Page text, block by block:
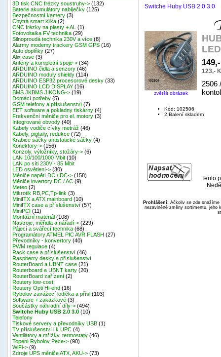
3D tisk CNC frézky soustruhy-> (132)
Baterie akumulátory nabíječky (125)
Bezpečnostní kamery (3)
Chytrá smart klika (2)
CNC frézky na plasty + AL
(1)
Fotovoltaika FV technika (29)
Silnoproudá technika 230V a více (8)
Alarmy modemy trackery GSM GPS (16)
Auto doplňky (27)
Alix case (3)
Antény a kompletní spoje-> (34)
ARDUINO čidla a senzory (46)
ARDUINO moduly shieldy (114)
ARDUINO ESP32 procesorové desky (33)
ARDUINO LCD DISPLAY (16)
BMS JKBMS JIKONG-> (19)
Domácí potřeby (5)
GSM telefony a příslušenství (7)
EET software a pokladny tiskárny (4)
Frekvenční měniče pro el. motory (3)
Integrované obvody (40)
Kabely vodiče cívky metráž (46)
Kabely, pigtaily, redukce (72)
Krabice sáčky antistatické sáčky (4)
Konektory-> (156)
Konzoly, výložníky, stožáry-> (6)
LAN 10/100/1000 Mbit (10)
LAN po síti 230V - 85 Mbit
LED osvětlení-> (30)
Měniče napětí DC / DC-> (158)
Měniče invertory DC / AC (9)
Meteo (2)
Mikrotik RB,PC,Tp-link (3)
MiniITX a ATX mainboard (10)
MiniITX case a příslušenství (57)
MiniPCI (11)
Montážní materiál (108)
Nástroje, měřidla a nářadí-> (229)
Pájecí a svářecí technika (68)
Programátory ATMEL PIC AVR FLASH (27)
Převodníky - konvertory (40)
PWM regulace (4)
Rack case a příslušenství (46)
Raspberry desky a příslušenství
RouterBoard a UBNT case (21)
Routerboard a UBNT karty (20)
RouterBoard zařízení (2)
Routery low-cost
Routery Opti Hi-end (16)
Rybolov zavážecí lodička a přísl (103)
Software + zakázkové (3)
Součástky náhradní díly-> (494)
Switche Huby USB 2.0 3.0 (10)
Telefony
Tiskové servery a převodníky USB (1)
TV příslušenství i k UPC (4)
Ventilátory a mřížky, termostaty (46)
Topení Rybolov Pece-> (90)
WiFi-> (9)
Zdroje UPS měniče ATX, AKU-> (73)
Switche Huby USB 2.0 3.0
zvětšit obrázek
123,-
2506
Kód: 102506
2 Balení skladem
Tento
Prohlášení:Ačkoliv se zde snažíme
nezaviněné změny sortimentu, jeho